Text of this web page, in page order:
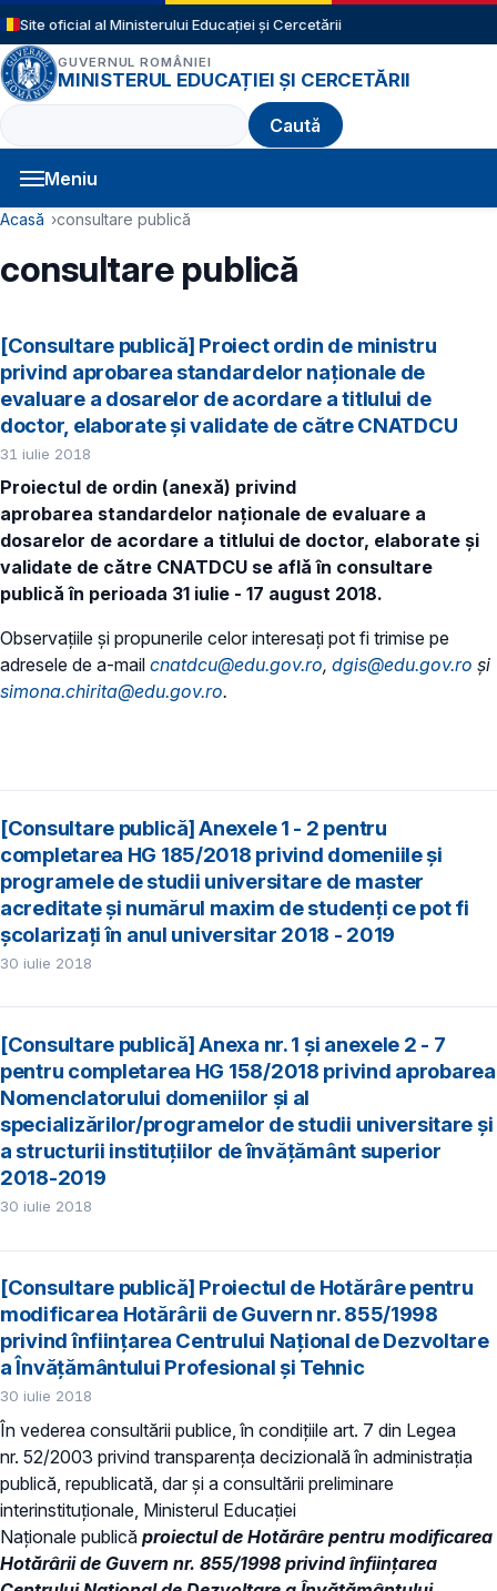
Sari la conținutul principal
Site oficial al Ministerului Educației și Cercetării
GUVERNUL ROMÂNIEI
MINISTERUL EDUCAȚIEI ȘI CERCETĂRII
Caută
Meniu
Navigație principală
Cale de navigare
Acasă consultare publică
consultare publică
[Consultare publică] Proiect ordin de ministru
privind aprobarea standardelor naționale de
evaluare a dosarelor de acordare a titlului de
doctor, elaborate și validate de către CNATDCU
31 iulie 2018
Proiectul de ordin (anexă) privind
aprobarea standardelor naționale de evaluare a
dosarelor de acordare a titlului de doctor, elaborate și
validate de către CNATDCU se află în consultare
publică în perioada 31 iulie - 17 august 2018.
Observațiile și propunerile celor interesați pot fi trimise pe
adresele de a-mail cnatdcu@edu.gov.ro, dgis@edu.gov.ro și
simona.chirita@edu.gov.ro.
[Consultare publică] Anexele 1 - 2 pentru
completarea HG 185/2018 privind domeniile și
programele de studii universitare de master
acreditate și numărul maxim de studenți ce pot fi
școlarizați în anul universitar 2018 - 2019
30 iulie 2018
[Consultare publică] Anexa nr. 1 și anexele 2 - 7
pentru completarea HG 158/2018 privind aprobarea
Nomenclatorului domeniilor și al
specializărilor/programelor de studii universitare și
a structurii instituțiilor de învățământ superior
2018-2019
30 iulie 2018
[Consultare publică] Proiectul de Hotărâre pentru
modificarea Hotărârii de Guvern nr. 855/1998
privind înfiinţarea Centrului Naţional de Dezvoltare
a Învăţământului Profesional şi Tehnic
30 iulie 2018
În vederea consultării publice, în condiţiile art. 7 din Legea
nr. 52/2003 privind transparenţa decizională în administraţia
publică, republicată, dar și a consultării preliminare
interinstituționale, Ministerul Educaţiei
Naţionale publică proiectul de Hotărâre pentru modificarea
Hotărârii de Guvern nr. 855/1998 privind înfiinţarea